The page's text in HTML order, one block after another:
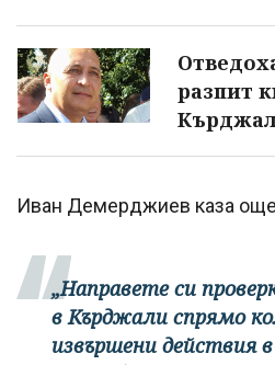
разпит
Иван Демерджиев каза още
„Направете си
в Кърджали спрямо
извършени действия